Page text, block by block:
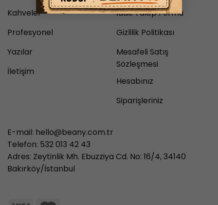
Kahveler
Profesyonel
Yazılar
İletişim
İade Talep Formu
Gizlilik Politikası
Mesafeli Satış
Sözleşmesi
Hesabınız
Siparişleriniz
E-mail: hello@beany.com.tr
Telefon: 532 013 42 43
Adres: Zeytinlik Mh. Ebuzziya Cd. No: 16/4, 34140
Bakırköy/İstanbul